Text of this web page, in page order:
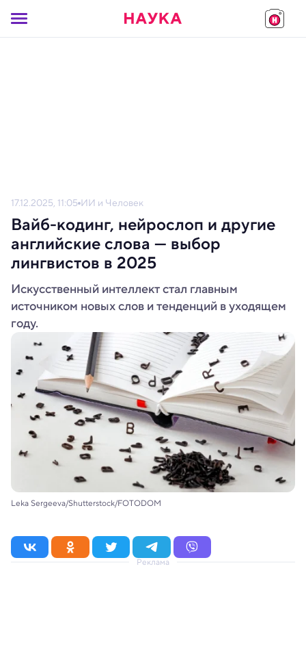
17.12.2025, 11:05 ИИ и Человек
Вайб-кодинг, нейрослоп и другие
английские слова — выбор
лингвистов в 2025
Искусственный интеллект стал главным
источником новых слов и тенденций в уходящем
году.
Leka Sergeeva/Shutterstock/FOTODOM
Реклама